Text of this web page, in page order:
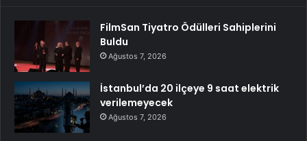
FilmSan Tiyatro Ödülleri Sahiplerini
Buldu
Ağustos 7, 2026
İstanbul’da 20 ilçeye 9 saat elektrik
verilemeyecek
Ağustos 7, 2026